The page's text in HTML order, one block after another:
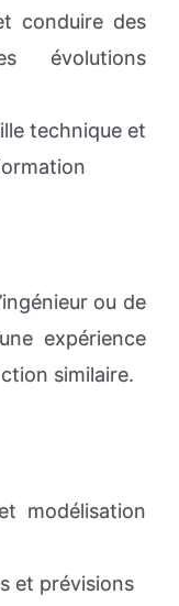
conduire des
évolutions
technique et
ou de
expérience
similaire.
modélisation
et prévisions